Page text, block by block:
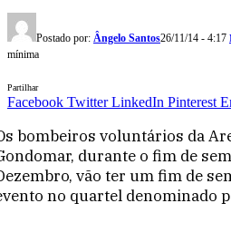
Postado por: Ângelo Santos26/11/14 - 4:17
mínima
Partilhar
Facebook Twitter LinkedIn Pinterest
bombeiros voluntários da
durante o fim de
vão ter um fim de
no quartel denominado